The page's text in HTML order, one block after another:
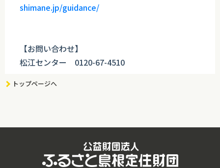
shimane.jp/guidance/
【お問い合わせ】
松江センター 0120-67-4510
トップページへ